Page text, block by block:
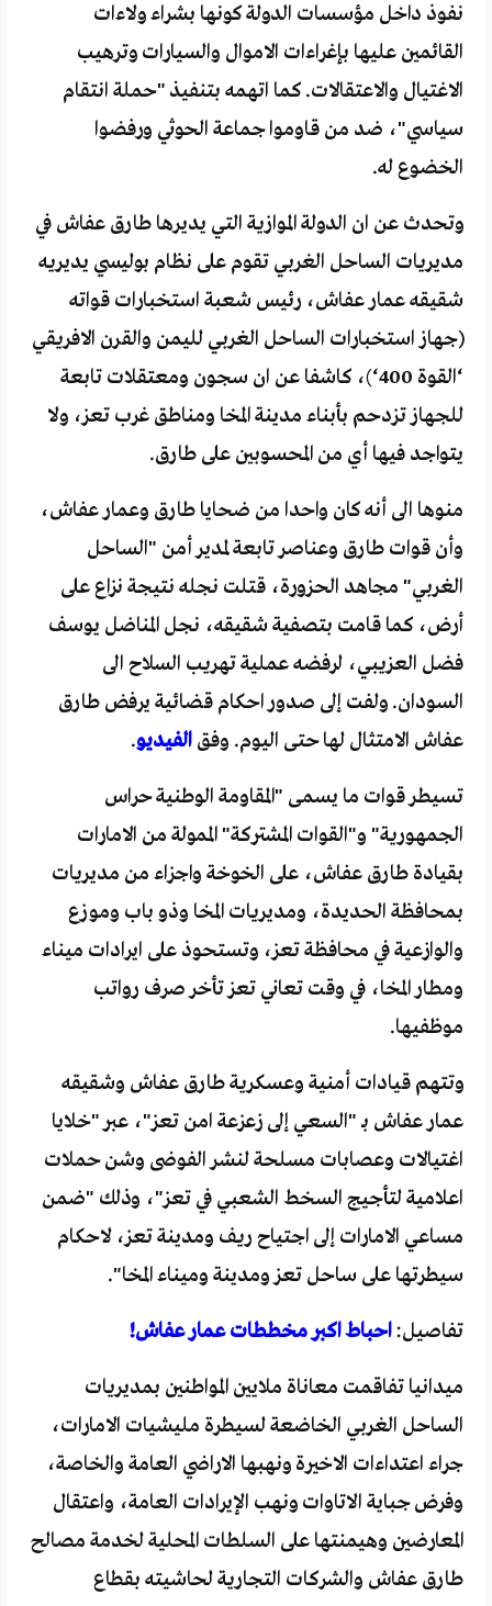
نفوذ داخل مؤسسات الدولة كونها بشراء ولاءات
القائمين عليها بإغراءات الاموال والسيارات وترهيب
الاغتيال والاعتقالات. كما اتهمه بتنفيذ "حملة انتقام
سياسي"، ضد من قاوموا جماعة الحوثي ورفضوا
الخضوع له.
وتحدث عن ان الدولة الموازية التي يديرها طارق عفاش في
مديريات الساحل الغربي تقوم على نظام بوليسي يديريه
شقيقه عمار عفاش، رئيس شعبة استخبارات قواته
(جهاز استخبارات الساحل الغربي لليمن والقرن الافريقي
‘القوة 400‘)، كاشفا عن ان سجون ومعتقلات تابعة
للجهاز تزدحم بأبناء مدينة المخا ومناطق غرب تعز، ولا
يتواجد فيها أي من المحسوبين على طارق.
منوها الى أنه كان واحدا من ضحايا طارق وعمار عفاش،
وأن قوات طارق وعناصر تابعة لمدير أمن "الساحل
الغربي" مجاهد الحزورة، قتلت نجله نتيجة نزاع على
أرض، كما قامت بتصفية شقيقه، نجل المناضل يوسف
فضل العزيبي، لرفضه عملية تهريب السلاح الى
السودان. ولفت إلى صدور احكام قضائية يرفض طارق
عفاش الامتثال لها حتى اليوم. وفق الفيديو.
تسيطر قوات ما يسمى "المقاومة الوطنية حراس
الجمهورية" و"القوات المشتركة" الممولة من الامارات
بقيادة طارق عفاش، على الخوخة واجزاء من مديريات
بمحافظة الحديدة، ومديريات المخا وذو باب وموزع
والوازعية في محافظة تعز، وتستحوذ على ايرادات ميناء
ومطار المخا، في وقت تعاني تعز تأخر صرف رواتب
موظفيها.
وتتهم قيادات أمنية وعسكرية طارق عفاش وشقيقه
عمار عفاش بـ "السعي إلى زعزعة امن تعز"، عبر "خلايا
اغتيالات وعصابات مسلحة لنشر الفوضى وشن حملات
اعلامية لتأجيج السخط الشعبي في تعز"، وذلك "ضمن
مساعي الامارات إلى اجتياح ريف ومدينة تعز، لاحكام
سيطرتها على ساحل تعز ومدينة وميناء المخا".
تفاصيل:احباط اكبر مخططات عمار عفاش!
ميدانيا تفاقمت معاناة ملايين المواطنين بمديريات
الساحل الغربي الخاضعة لسيطرة مليشيات الامارات،
جراء اعتداءات الاخيرة ونهبها الاراضي العامة والخاصة،
وفرض جباية الاتاوات ونهب الإيرادات العامة، واعتقال
المعارضين وهيمنتها على السلطات المحلية لخدمة مصالح
طارق عفاش والشركات التجارية لحاشيته بقطاع